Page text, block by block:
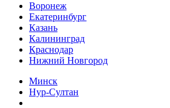
Воронеж
Екатеринбург
Казань
Калининград
Краснодар
Нижний Новгород
Минск
Нур-Султан